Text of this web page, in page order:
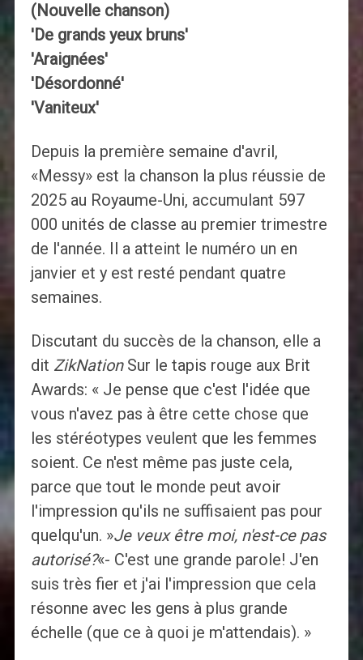
(Nouvelle chanson)
'De grands yeux bruns'
'Araignées'
'Désordonné'
'Vaniteux'
Depuis la première semaine d'avril,
«Messy» est la chanson la plus réussie de
2025 au Royaume-Uni, accumulant 597
000 unités de classe au premier trimestre
de l'année. Il a atteint le numéro un en
janvier et y est resté pendant quatre
semaines.
Discutant du succès de la chanson, elle a
dit ZikNation Sur le tapis rouge aux Brit
Awards: « Je pense que c'est l'idée que
vous n'avez pas à être cette chose que
les stéréotypes veulent que les femmes
soient. Ce n'est même pas juste cela,
parce que tout le monde peut avoir
l'impression qu'ils ne suffisaient pas pour
quelqu'un. »Je veux être moi, n'est-ce pas
autorisé?«- C'est une grande parole! J'en
suis très fier et j'ai l'impression que cela
résonne avec les gens à plus grande
échelle (que ce à quoi je m'attendais). »